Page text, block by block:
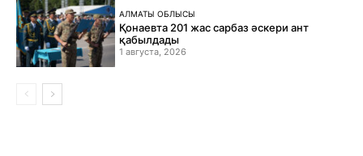
АЛМАТЫ ОБЛЫСЫ
Қонаевта 201 жас сарбаз әскери ант
қабылдады
1 августа, 2026